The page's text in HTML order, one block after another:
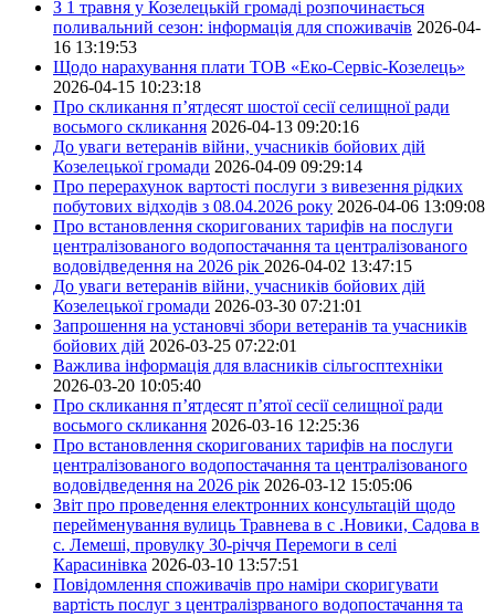
З 1 травня у Козелецькій громаді розпочинається
поливальний сезон: інформація для споживачів 2026-04-
16 13:19:53
Щодо нарахування плати ТОВ «Еко-Сервіс-Козелець»
2026-04-15 10:23:18
Про скликання п’ятдесят шостої сесії селищної ради
восьмого скликання 2026-04-13 09:20:16
До уваги ветеранів війни, учасників бойових дій
Козелецької громади 2026-04-09 09:29:14
Про перерахунок вартості послуги з вивезення рідких
побутових відходів з 08.04.2026 року 2026-04-06 13:09:08
Про встановлення скоригованих тарифів на послуги
централізованого водопостачання та централізованого
водовідведення на 2026 рік 2026-04-02 13:47:15
До уваги ветеранів війни, учасників бойових дій
Козелецької громади 2026-03-30 07:21:01
Запрошення на установчі збори ветеранів та учасників
бойових дій 2026-03-25 07:22:01
Важлива інформація для власників сільгосптехніки
2026-03-20 10:05:40
Про скликання п’ятдесят п’ятої сесії селищної ради
восьмого скликання 2026-03-16 12:25:36
Про встановлення скоригованих тарифів на послуги
централізованого водопостачання та централізованого
водовідведення на 2026 рік 2026-03-12 15:05:06
Звіт про проведення електронних консультацій щодо
перейменування вулиць Травнева в с .Новики, Садова в
с. Лемеші, провулку 30-річчя Перемоги в селі
Карасинівка 2026-03-10 13:57:51
Повідомлення споживачів про наміри скоригувати
вартість послуг з централізрваного водопостачання та